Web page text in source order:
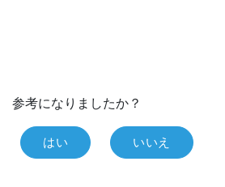
参考になりましたか？
はい いいえ